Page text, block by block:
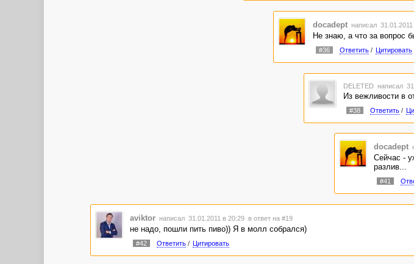
docadept написал 31.01.2011
Не знаю, а что за вопрос
#36 Ответить/ Цитировать
DELETED написал
Из вежливости в
#38 Ответить/
docadept
Сейчас -
разлив...
#41
aviktor написал 31.01.2011 в 20:29 в ответ на #19
не надо, пошли пить пиво)) Я в молл собрался)
#42 Ответить/ Цитировать